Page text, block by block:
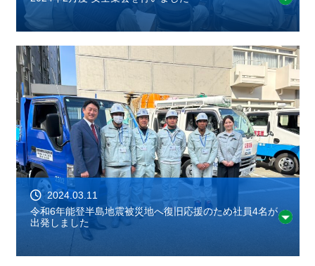
2024.03.11
令和6年能登半島地震被災地へ復旧応援のため社員4名が
出発しました